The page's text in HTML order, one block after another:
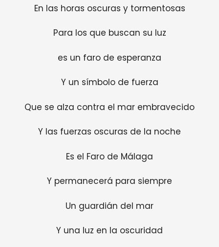
En las horas oscuras y tormentosas
Para los que buscan su luz
es un faro de esperanza
Y un símbolo de fuerza
Que se alza contra el mar embravecido
Y las fuerzas oscuras de la noche
Es el Faro de Málaga
Y permanecerá para siempre
Un guardián del mar
Y una luz en la oscuridad